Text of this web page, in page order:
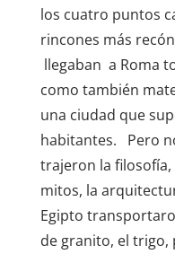
los cuatro puntos
rincones más
llegaban a Roma
como también
una ciudad que
habitantes. Pero
trajeron la
mitos, la
Egipto
de granito, el